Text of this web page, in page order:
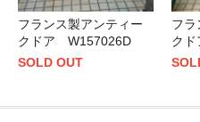
フランス製アンティー
クドア W157026D
SOLD OUT
フラ
ク